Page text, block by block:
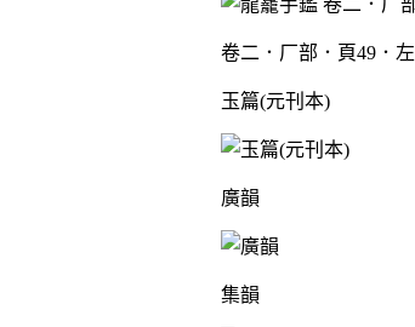
卷二．厂部．頁49．左
玉篇(元刊本)
廣韻
集韻